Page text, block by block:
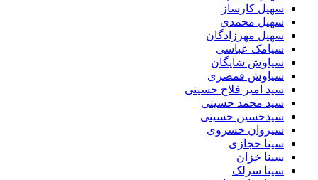
سهیل کارساز
سهیل محمدی
سهیل مهرزادگان
سیامک عباسی
سیاوش شایگان
سیاوش قمصری
سید امیر فلاح حسینی
سید محمد حسینی
سیدحسین حسینی
سیروان خسروی
سینا حجازی
سینا خزان
سینا سرلک